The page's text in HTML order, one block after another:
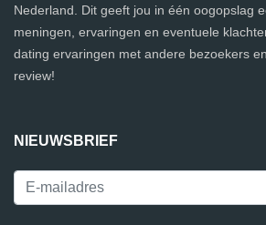
Nederland. Dit geeft jou in één oogopslag
meningen, ervaringen en eventuele
dating ervaringen met andere bezoekers
review!
NIEUWSBRIEF